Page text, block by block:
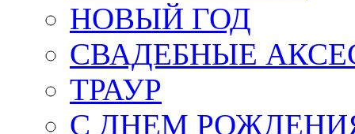
НОВЫЙ ГОД
СВАДЕБНЫЕ
ТРАУР
С ДНЕМ